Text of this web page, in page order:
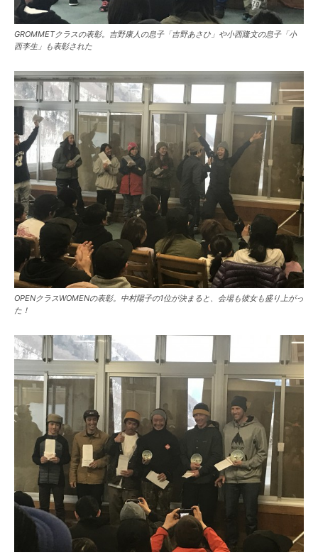
GROMMETクラスの表彰。吉野康人の息子「吉野あさひ」や小西隆文の息子「小
西李生」も表彰された
OPENクラスWOMENの表彰。中村陽子の1位が決まると、会場も彼女も盛り上がっ
た！